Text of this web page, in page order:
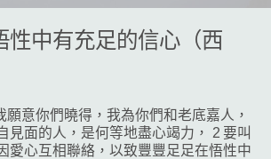
性中有充足的信心（西
願意你們曉得，我為你們和老底嘉人，
見面的人，是何等地盡心竭力， 2 要叫
愛心互相聯絡，以致豐豐足足在悟性中